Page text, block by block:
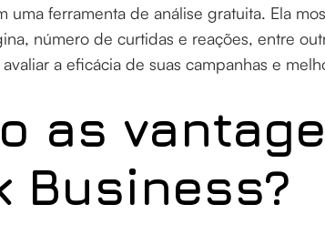
uma ferramenta de análise gratuita. Ela
número de curtidas e reações, entre
a eficácia de suas campanhas e
as
Business?